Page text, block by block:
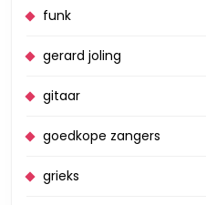
funk
gerard joling
gitaar
goedkope zangers
grieks